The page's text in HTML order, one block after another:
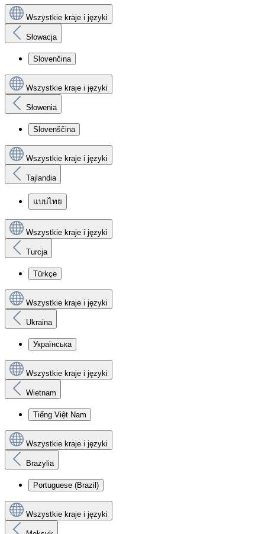
Wszystkie kraje i języki
Słowacja
Slovenčina
Wszystkie kraje i języki
Słowenia
Slovenščina
Wszystkie kraje i języki
Tajlandia
แบบไทย
Wszystkie kraje i języki
Turcja
Türkçe
Wszystkie kraje i języki
Ukraina
Українська
Wszystkie kraje i języki
Wietnam
Tiếng Việt Nam
Wszystkie kraje i języki
Brazylia
Portuguese (Brazil)
Wszystkie kraje i języki